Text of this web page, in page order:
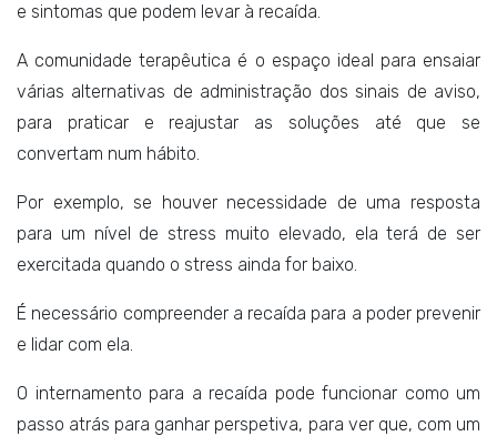
e sintomas que podem levar à recaída.
A comunidade terapêutica é o espaço ideal para ensaiar
várias alternativas de administração dos sinais de aviso,
para praticar e reajustar as soluções até que se
convertam num hábito.
Por exemplo, se houver necessidade de uma resposta
para um nível de stress muito elevado, ela terá de ser
exercitada quando o stress ainda for baixo.
É necessário compreender a recaída para a poder prevenir
e lidar com ela.
O internamento para a recaída pode funcionar como um
passo atrás para ganhar perspetiva, para ver que, com um